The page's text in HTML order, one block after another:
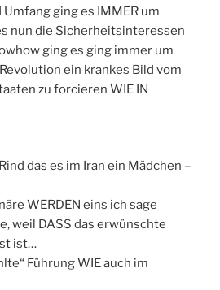
ging es IMMER um
nun die Sicherheitsinteressen
ging es ging immer um
ein krankes Bild vom
zu forcieren WIE IN
das es im Iran ein Mädchen –
WERDEN eins ich sage
weil DASS das erwünschte
ist…
Führung WIE auch im